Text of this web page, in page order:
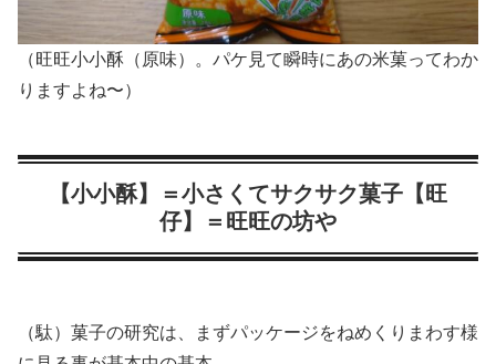
（旺旺小小酥（原味）。パケ見て瞬時にあの米菓ってわか
りますよね〜）
【小小酥】＝小さくてサクサク菓子【旺
仔】＝旺旺の坊や
（駄）菓子の研究は、まずパッケージをねめくりまわす様